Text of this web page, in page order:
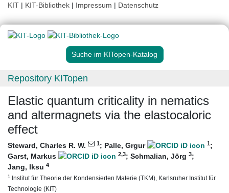
KIT | KIT-Bibliothek | Impressum | Datenschutz
Suche im KITopen-Katalog
Repository KITopen
Elastic quantum criticality in nematics
and altermagnets via the elastocaloric
effect
Steward, Charles R. W. 1; Palle, Grgur 1;
Garst, Markus
2,3; Schmalian, Jörg 3;
Jang, Iksu 4
1 Institut für Theorie der Kondensierten Materie (TKM), Karlsruher Institut für
Technologie (KIT)